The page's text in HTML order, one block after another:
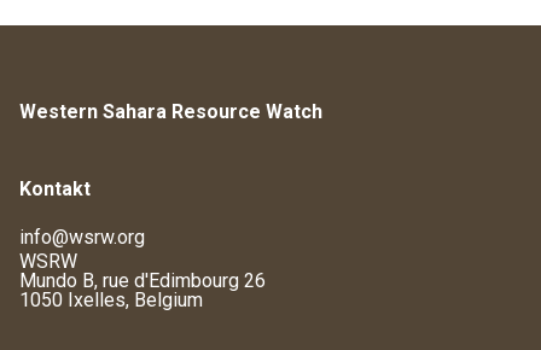
Western Sahara Resource Watch
Kontakt
info@wsrw.org
WSRW
Mundo B, rue d'Edimbourg 26
1050 Ixelles, Belgium